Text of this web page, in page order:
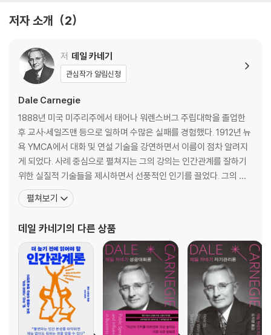
1. 논쟁을 피하라
3. 틀렸다면 인정하라
4. 다른 사람의 마음을 얻는 확실한 방법
5. 소크라테스의 비결
6. 불평을 처리하는 안전밸브
7. 협조를 얻는 방법
8. 기적을 만드는 공식
9. 모든 사람이 원하는 것
10. 모든 사람들이 좋아하는 호소
11. 영화도 하고, 라디오도 하는 일
12. 어떤 것도 통하지 않을 때 시도해 보는 최후의 수단
지 방법
1. 비판을 해야만 한다면 이렇게 시작하라
2. 비판을 하면서도 미움받지 않는 법
3. 자신의 잘못에 대해 먼저 이야기하라
4. 명령을 좋아하는 사람은 없다
5. 다른 사람의 체면을 세워 주어라
6. 사람들을 자극하여 성공으로 이끄는 방법
저자 소개 2
저 데일 카네기
관심작가 알림신청
Dale Carnegie
1888년 미국 미주리주에서 태어나 워렌스버그 주립대학을 졸업한
후 교사·세일즈맨 등으로 일하며 수많은 실패를 경험했다. 1912년 뉴
욕 YMCA에서 대화 및 연설 기술을 강연하면서 이름이 점차 알려지
게 되었다. 사례 중심으로 펼쳐지는 그의 강의는 인간관계를 잘하기
위한 실질적 기술들을 제시하면서 선풍적인 인기를 끌었다. 그의 강
연은 사람들이 자신의 경험과 성취를 나누는 나눔의 장이 되었다. 이
어서 그는 카네기 연구소를 설립해 인간 경영과 자기 계발 분야에서
그의 가르침은 지금까지도 수많은 사람들을 성공으로
펼쳐보기
데일 카네기 의 다른 상품